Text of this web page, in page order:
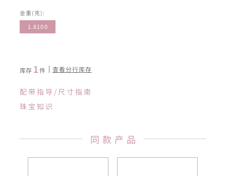
金重(克):
1.8100
库存 1件 查看分行库存
配带指导/尺寸指南
珠宝知识
同款产品